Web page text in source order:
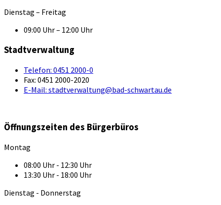
Dienstag – Freitag
09:00 Uhr – 12:00 Uhr
Stadtverwaltung
Telefon: 0451 2000-0
Fax: 0451 2000-2020
E-Mail: stadtverwaltung@bad-schwartau.de
Öffnungszeiten des Bürgerbüros
Montag
08:00 Uhr - 12:30 Uhr
13:30 Uhr - 18:00 Uhr
Dienstag - Donnerstag